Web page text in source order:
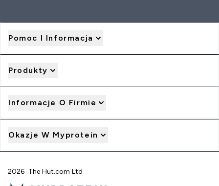
Pomoc I Informacja
Produkty
Informacje O Firmie
Okazje W Myprotein
2026 The Hut.com Ltd